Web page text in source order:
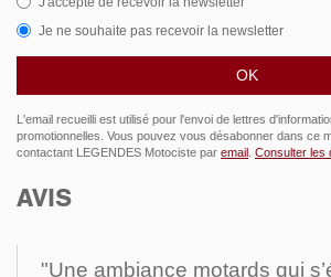
Je ne souhaite pas recevoir la newsletter
L'email recueilli est utilisé pour l'envoi de lettres
promotionnelles. Vous pouvez vous désabonner dans ce
contactant LEGENDES Motociste par email . Consulter les
AVIS
"Une ambiance motards qui